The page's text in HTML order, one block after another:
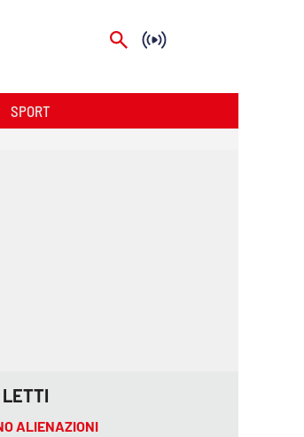
SPORT
LETTI
ALIENAZIONI